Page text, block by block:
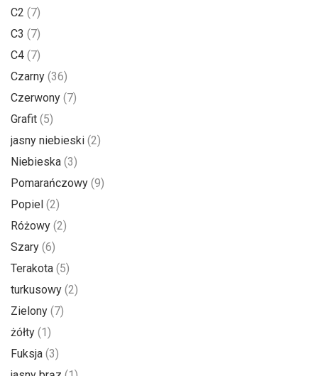
C2 (7)
C3 (7)
C4 (7)
Czarny (36)
Czerwony (7)
Grafit (5)
jasny niebieski (2)
Niebieska (3)
Pomarańczowy (9)
Popiel (2)
Różowy (2)
Szary (6)
Terakota (5)
turkusowy (2)
Zielony (7)
żółty (1)
Fuksja (3)